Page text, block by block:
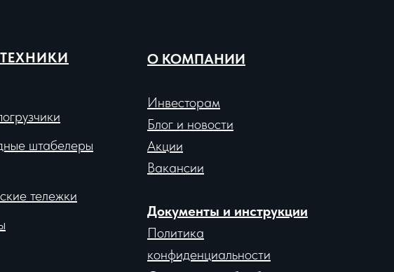
штабелеры
тележки
О КОМПАНИИ
Инвесторам
Блог и новости
Акции
Вакансии
Документы и инструкции
Политика
конфиденциальности